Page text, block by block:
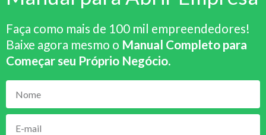
Faça como mais de 100 mil empreendedores!
Baixe agora mesmo o Manual Completo para
Começar seu Próprio Negócio.